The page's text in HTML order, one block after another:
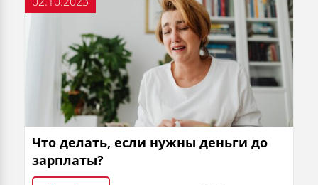
Что делать, если нужны деньги до
зарплаты?